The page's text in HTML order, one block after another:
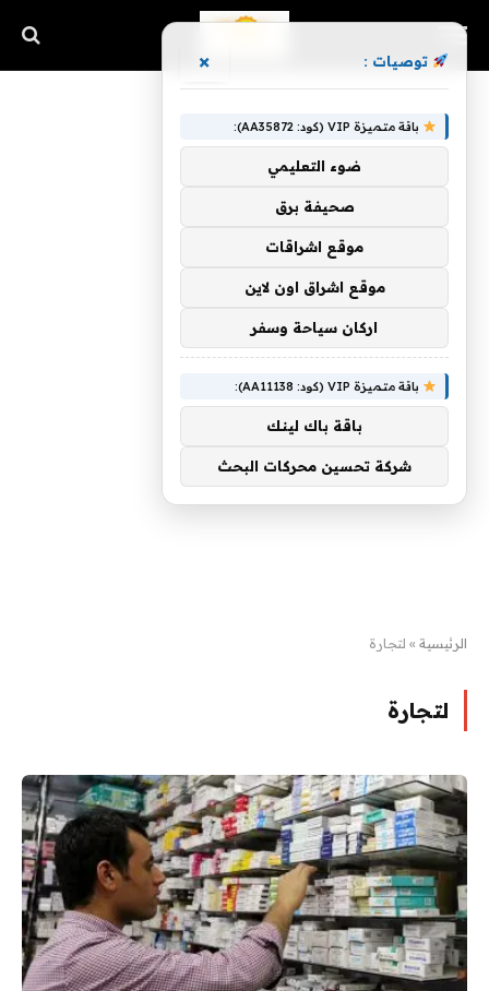
الرئيسية » لتجارة
لتجارة
توصيات : ×
باقة متميزة VIP (كود: AA35872):
ضوء التعليمي
صحيفة برق
موقع اشراقات
موقع اشراق اون لاين
اركان سياحة وسفر
باقة متميزة VIP (كود: AA11138):
باقة باك لينك
شركة تحسين محركات البحث